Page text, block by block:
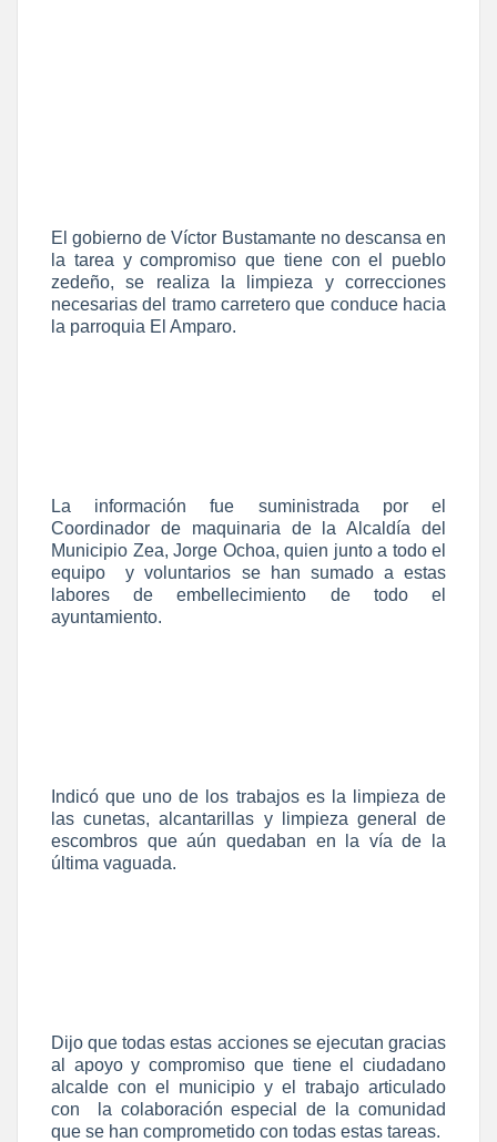
El gobierno de Víctor Bustamante no descansa en
la tarea y compromiso que tiene con el pueblo
zedeño, se realiza la limpieza y correcciones
necesarias del tramo carretero que conduce hacia
la parroquia El Amparo.
La información fue suministrada por el
Coordinador de maquinaria de la Alcaldía del
Municipio Zea, Jorge Ochoa, quien junto a todo el
equipo y voluntarios se han sumado a estas
labores de embellecimiento de todo el
ayuntamiento.
Indicó que uno de los trabajos es la limpieza de
las cunetas, alcantarillas y limpieza general de
escombros que aún quedaban en la vía de la
última vaguada.
Dijo que todas estas acciones se ejecutan gracias
al apoyo y compromiso que tiene el ciudadano
alcalde con el municipio y el trabajo articulado
con la colaboración especial de la comunidad
que se han comprometido con todas estas tareas.